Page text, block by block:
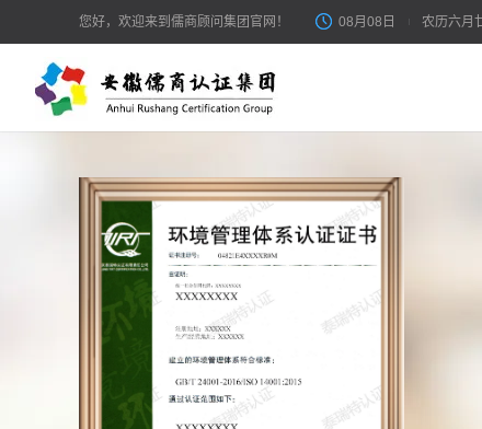
在线咨询您好，欢迎来到儒商顾问集团官网！ 08月08日 农历六月
体系认证
ISO体系 / 客户审核 / 管理提升
产品认证
市场准入 / 平台上架 / 出口合规
服务认证